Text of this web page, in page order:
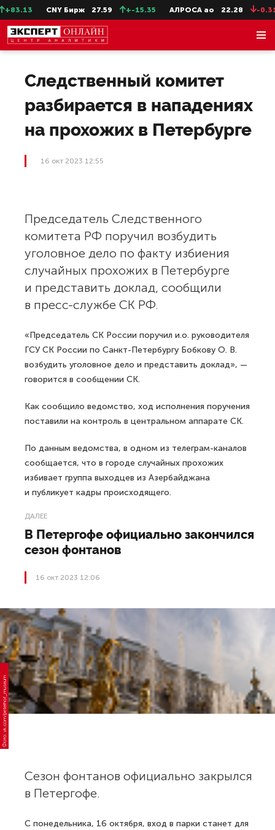
CNY Бирж 27.59 +-15.35 АЛРОСА ао 22.28 -0.31
Следственный комитет
разбирается в нападениях
на прохожих в Петербурге
16 окт 2023 12:55
Председатель Следственного
комитета РФ поручил возбудить
уголовное дело по факту избиения
случайных прохожих в Петербурге
и представить доклад, сообщили
в пресс-службе СК РФ.
«Председатель СК России поручил и.о. руководителя
ГСУ СК России по Санкт-Петербургу Бобкову О. В.
возбудить уголовное дело и представить доклад», —
говорится в сообщении СК.
Как сообщило ведомство, ход исполнения поручения
поставили на контроль в центральном аппарате СК.
По данным ведомства, в одном из телеграм-каналов
сообщается, что в городе случайных прохожих
избивает группа выходцев из Азербайджана
и публикует кадры происходящего.
ДАЛЕЕ
В Петергофе официально закончился
сезон фонтанов
16 окт 2023 12:06
Фото: vk.com/peterhof_museum
Сезон фонтанов официально закрылся
в Петергофе.
С понедельника, 16 октября, вход в парки станет для